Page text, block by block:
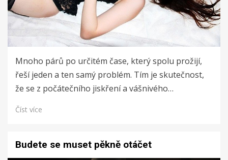
Mnoho párů po určitém čase, který spolu prožijí,
řeší jeden a ten samý problém. Tím je skutečnost,
že se z počátečního jiskření a vášnivého…
Číst více
Budete se muset pěkně otáčet